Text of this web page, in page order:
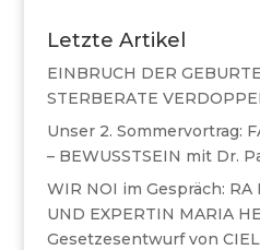
Letzte Artikel
EINBRUCH DER
STERBERATE
Unser 2. Sommervortrag:
– BEWUSSTSEIN mit Dr.
WIR NOI im Gespräch: RA
UND EXPERTIN MARIA
Gesetzesentwurf von